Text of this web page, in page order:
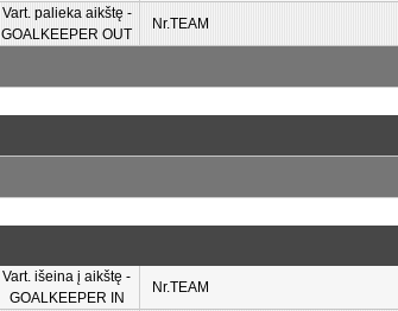
Vart. palieka aikštę -
GOALKEEPER OUT
Nr.TEAM
Vart. išeina į aikštę -
GOALKEEPER IN
Nr.TEAM